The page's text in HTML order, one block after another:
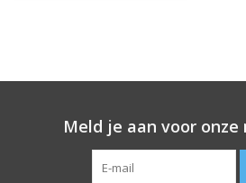
Meld je aan voor onze